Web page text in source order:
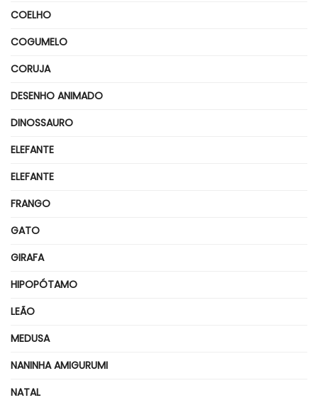
COELHO
COGUMELO
CORUJA
DESENHO ANIMADO
DINOSSAURO
ELEFANTE
ELEFANTE
FRANGO
GATO
GIRAFA
HIPOPÓTAMO
LEÃO
MEDUSA
NANINHA AMIGURUMI
NATAL